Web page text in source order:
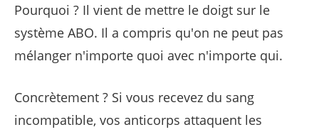
Pourquoi ? Il vient de mettre le doigt sur le
système ABO. Il a compris qu'on ne peut pas
mélanger n'importe quoi avec n'importe qui.
Concrètement ? Si vous recevez du sang
incompatible, vos anticorps attaquent les